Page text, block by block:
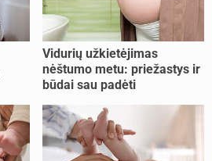
Vidurių užkietėjimas
nėštumo metu: priežastys ir
būdai sau padėti